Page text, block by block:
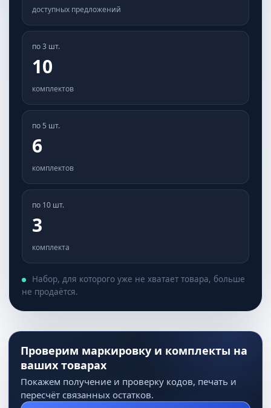
доступных предложений
по 3 шт.
8
комплектов
по 5 шт.
5
комплектов
по 10 шт.
2
комплекта
Набор, для которого уже не хватает товара, больше
не продаётся.
Проверим маркировку и комплекты на
ваших товарах
Покажем получение и проверку кодов, печать и
пересчёт связанных остатков.